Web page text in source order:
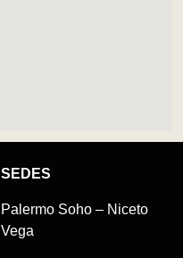
SEDES
Palermo Soho – Niceto
Vega